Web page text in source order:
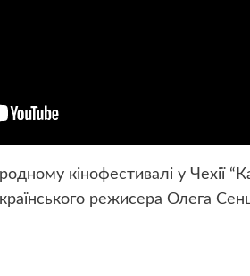
кінофестивалі у Чехії
режисера Олега